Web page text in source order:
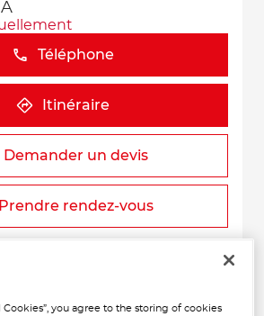
Téléphone
Itinéraire
Demander un devis
Prendre rendez-vous
Cookies”, you agree to the storing of cookies